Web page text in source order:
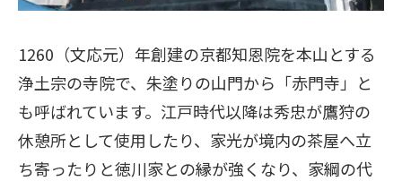
1260（文応元）年創建の京都知恩院を本山とする
浄土宗の寺院で、朱塗りの山門から「赤門寺」と
も呼ばれています。江戸時代以降は秀忠が鷹狩の
休憩所として使用したり、家光が境内の茶屋へ立
ち寄ったりと徳川家との縁が強くなり、家綱の代